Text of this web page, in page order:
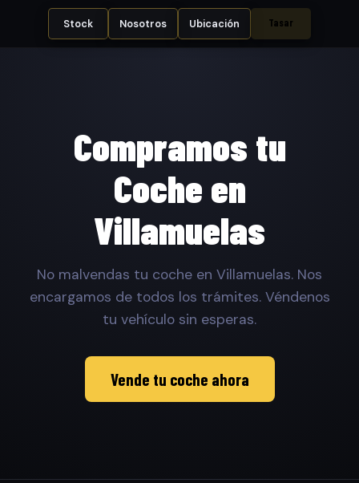
Stock Nosotros Ubicación Tasar
Compramos tu
Coche en
Villamuelas
No malvendas tu coche en Villamuelas. Nos
encargamos de todos los trámites. Véndenos
tu vehículo sin esperas.
Vende tu coche ahora